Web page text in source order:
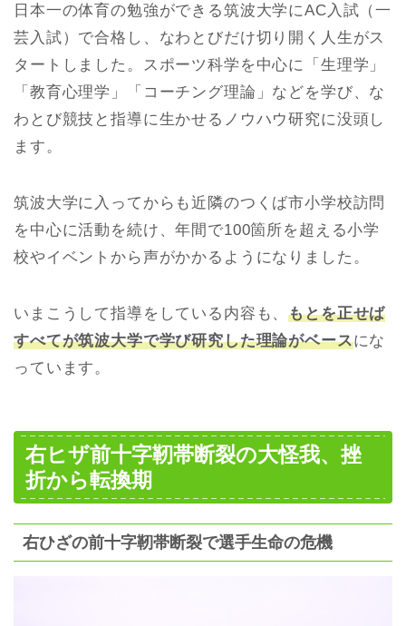
日本一の体育の勉強ができる筑波大学にAC入試（一
芸入試）で合格し、なわとびだけ切り開く人生がス
タートしました。スポーツ科学を中心に「生理学」
「教育心理学」「コーチング理論」などを学び、な
わとび競技と指導に生かせるノウハウ研究に没頭し
ます。
筑波大学に入ってからも近隣のつくば市小学校訪問
を中心に活動を続け、年間で100箇所を超える小学
校やイベントから声がかかるようになりました。
いまこうして指導をしている内容も、もとを正せば
すべてが筑波大学で学び研究した理論がベースにな
っています。
右ヒザ前十字靭帯断裂の大怪我、挫
折から転換期
右ひざの前十字靭帯断裂で選手生命の危機